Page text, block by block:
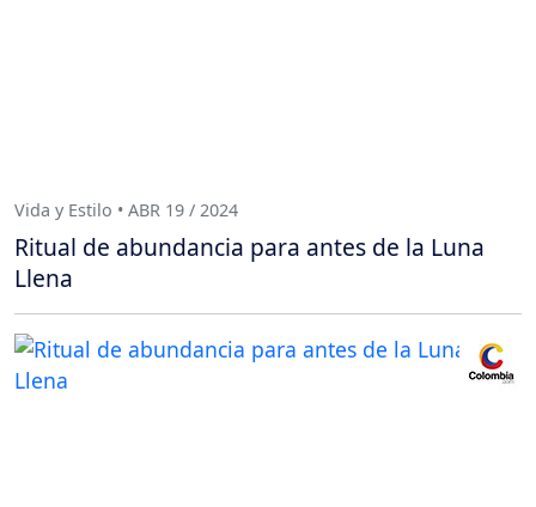
Vida y Estilo • ABR 19 / 2024
Ritual de abundancia para antes de la Luna
Llena